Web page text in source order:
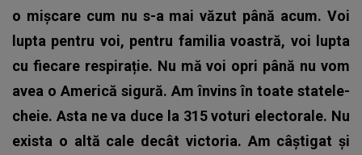
o mișcare cum nu s-a mai văzut până acum. Voi
lupta pentru voi, pentru familia voastră, voi lupta
cu fiecare respirație. Nu mă voi opri până nu vom
avea o Americă sigură. Am învins în toate statele-
cheie. Asta ne va duce la 315 voturi electorale. Nu
exista o altă cale decât victoria. Am câștigat și